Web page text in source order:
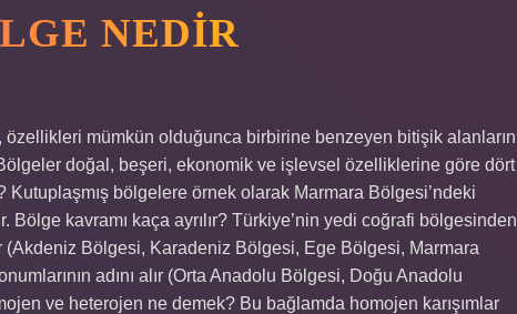
NEDIR
mümkün olduğunca birbirine benzeyen bitişik alanların
doğal, beşeri, ekonomik ve işlevsel özelliklerine göre dört
bölgelere örnek olarak Marmara Bölgesi’ndeki
Bölge kavramı kaça ayrılır? Türkiye’nin yedi coğrafi bölgesinden
(Akdeniz Bölgesi, Karadeniz Bölgesi, Ege Bölgesi, Marmara
adını alır (Orta Anadolu Bölgesi, Doğu Anadolu
ve heterojen ne demek? Bu bağlamda homojen karışımlar